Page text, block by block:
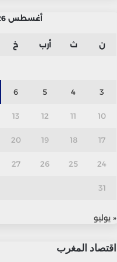
أغسطس 2026
ن ث أرب خ
3
4
5
6
10
11
12
13
17
18
19
20
24
25
26
27
31
« يوليو
اقتصاد المغرب